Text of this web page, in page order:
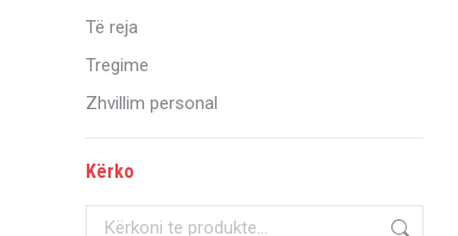
Të reja
Tregime
Zhvillim personal
Kërko